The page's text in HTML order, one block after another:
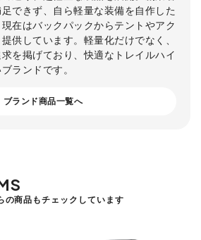
できず、自ら軽量な装備を自作した
在はバックパックからテントやアク
供しています。軽量化だけでなく、
を掲げており、快適なトレイルハイ
ランドです。
ブランド商品一覧へ
の商品もチェックしています